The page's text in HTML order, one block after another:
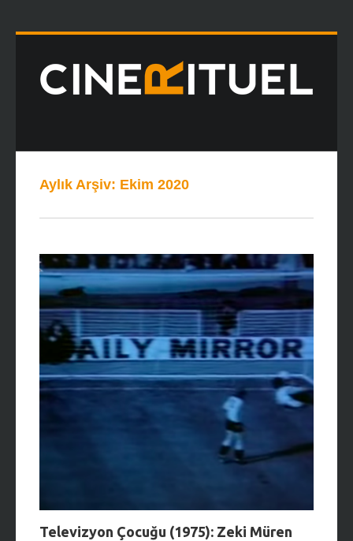
Aylık Arşiv: Ekim 2020
Televizyon Çocuğu (1975): Zeki Müren